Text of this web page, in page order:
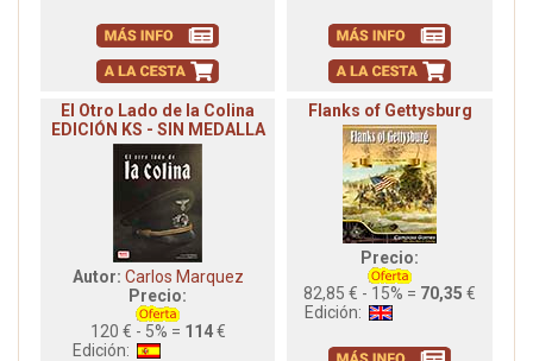
El Otro Lado de la Colina
EDICIÓN KS - SIN MEDALLA
Autor: Carlos Marquez
Precio:
120 € - 5% = 114€
Edición:
Flanks of Gettysburg
Precio:
82,85 € - 15% = 70,35 €
Edición: